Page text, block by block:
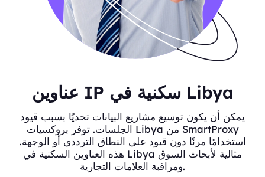
عناوين IP سكنية في Libya
يمكن أن يكون توسيع مشاريع البيانات تحديًا بسبب قيود
الجلسات. توفر بروكسيات Libya من SmartProxy
استخدامًا مرنًا دون قيود على النطاق الترددي أو الوجهة.
هذه العناوين السكنية في Libya مثالية لأبحاث السوق
ومراقبة العلامات التجارية.